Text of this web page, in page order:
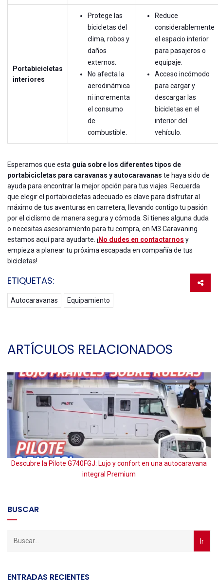
Portabicicletas
interiores
Protege las
bicicletas del
clima, robos y
daños
externos.
No afecta la
aerodinámica
ni incrementa
el consumo
de
combustible.
Reduce
considerablemente
el espacio interior
para pasajeros o
equipaje.
Acceso incómodo
para cargar y
descargar las
bicicletas en el
interior del
vehículo.
Esperamos que esta guía sobre los diferentes tipos de
portabicicletas para caravanas y autocaravanas te haya sido de
ayuda para encontrar la mejor opción para tus viajes. Recuerda
que elegir el portabicicletas adecuado es clave para disfrutar al
máximo de tus aventuras en carretera, llevando contigo tu pasión
por el ciclismo de manera segura y cómoda. Si tienes alguna duda
o necesitas asesoramiento para tu compra, en M3 Caravaning
estamos aquí para ayudarte. ¡ No dudes en contactarnos y
empieza a planear tu próxima escapada en compañía de tus
bicicletas!
ETIQUETAS:
Autocaravanas Equipamiento
ARTÍCULOS RELACIONADOS
Descubre la Pilote G740FGJ: Lujo y confort en una autocaravana
integral Premium
BUSCAR
ENTRADAS RECIENTES